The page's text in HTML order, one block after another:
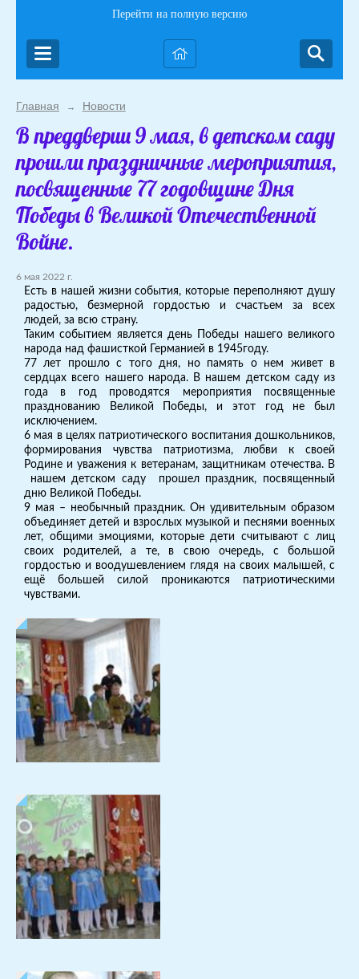
Перейти на полную версию
Главная → Новости
В преддверии 9 мая, в детском саду
прошли праздничные мероприятия,
посвященные 77 годовщине Дня
Победы в Великой Отечественной
Войне.
6 мая 2022 г.
Есть в нашей жизни события, которые переполняют душу
радостью, безмерной гордостью и счастьем за всех
людей, за всю страну.
Таким событием является день Победы нашего великого
народа над фашисткой Германией в 1945году.
77 лет прошло с того дня, но память о нем живет в
сердцах всего нашего народа. В нашем детском саду из
года в год проводятся мероприятия посвященные
празднованию Великой Победы, и этот год не был
исключением.
6 мая в целях патриотического воспитания дошкольников,
формирования чувства патриотизма, любви к своей
Родине и уважения к ветеранам, защитникам отечества. В
нашем детском саду прошел праздник, посвященный
дню Великой Победы.
9 мая – необычный праздник. Он удивительным образом
объединяет детей и взрослых музыкой и песнями военных
лет, общими эмоциями, которые дети считывают с лиц
своих родителей, а те, в свою очередь, с большой
гордостью и воодушевлением глядя на своих малышей, с
ещё большей силой проникаются патриотическими
чувствами.